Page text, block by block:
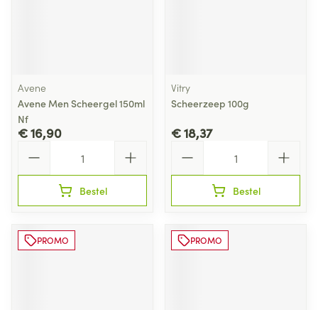
Avene
Avene Men Scheergel 150ml
Nf
€ 16,90
Bestel
Vitry
Scheerzeep 100g
€ 18,37
Bestel
PROMO PROMO